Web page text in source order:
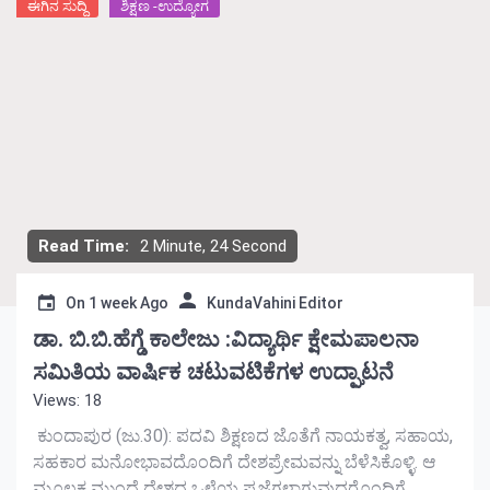
Read Time: 2 Minute, 24 Second
ಈಗಿನ ಸುದ್ದಿ ಶಿಕ್ಷಣ -ಉದ್ಯೋಗ
On 1 week Ago KundaVahini Editor
ಡಾ. ಬಿ.ಬಿ.ಹೆಗ್ಡೆ ಕಾಲೇಜು :ವಿದ್ಯಾರ್ಥಿ ಕ್ಷೇಮಪಾಲನಾ
ಸಮಿತಿಯ ವಾರ್ಷಿಕ ಚಟುವಟಿಕೆಗಳ ಉದ್ಘಾಟನೆ
Views: 18
ಕುಂದಾಪುರ (ಜು.30): ಪದವಿ ಶಿಕ್ಷಣದ ಜೊತೆಗೆ ನಾಯಕತ್ವ, ಸಹಾಯ,
ಸಹಕಾರ ಮನೋಭಾವದೊಂದಿಗೆ ದೇಶಪ್ರೇಮವನ್ನು ಬೆಳೆಸಿಕೊಳ್ಳಿ. ಆ